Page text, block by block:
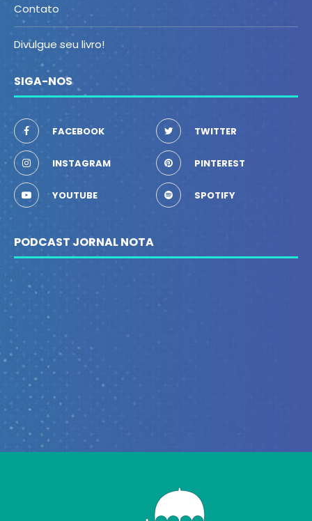
Contato
Divulgue seu livro!
SIGA-NOS
FACEBOOK TWITTER
INSTAGRAM PINTEREST
YOUTUBE SPOTIFY
PODCAST JORNAL NOTA